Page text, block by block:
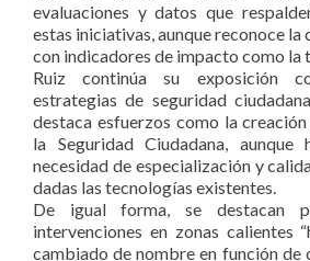
evaluaciones y datos que
estas iniciativas, aunque reconoce la
con indicadores de impacto como la
Ruiz continúa su exposición
estrategias de seguridad
destaca esfuerzos como la
la Seguridad Ciudadana,
necesidad de especialización y
dadas las tecnologías existentes.
De igual forma, se destacan
intervenciones en zonas calientes
cambiado de nombre en función de